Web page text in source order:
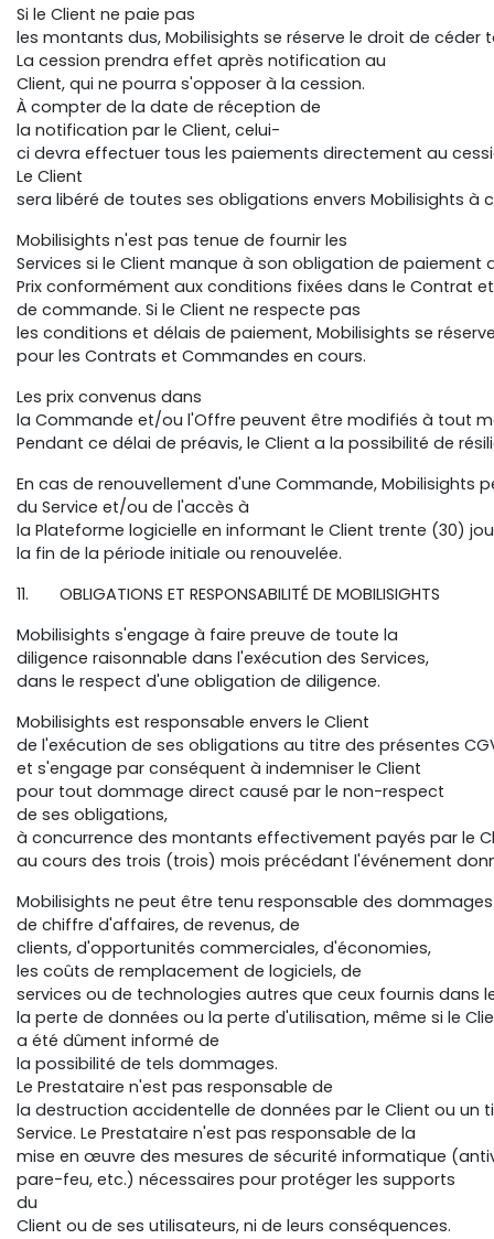
Si le Client ne paie pas
les montants dus, Mobilisights se réserve le droit de
La cession prendra effet après notification au
Client, qui ne pourra s'opposer à la cession.
À compter de la date de réception de
la notification par le Client, celui-
ci devra effectuer tous les paiements directement au
Le Client
sera libéré de toutes ses obligations envers Mobilisights
Mobilisights n'est pas tenue de fournir les
Services si le Client manque à son obligation de paiement
Prix conformément aux conditions fixées dans le Contrat
de commande. Si le Client ne respecte pas
les conditions et délais de paiement, Mobilisights se
pour les Contrats et Commandes en cours.
Les prix convenus dans
la Commande et/ou l'Offre peuvent être modifiés à tout
Pendant ce délai de préavis, le Client a la possibilité de
En cas de renouvellement d'une Commande, Mobilisights
du Service et/ou de l'accès à
la Plateforme logicielle en informant le Client trente (30)
la fin de la période initiale ou renouvelée.
11. OBLIGATIONS ET RESPONSABILITÉ DE MOBILISIGHTS
Mobilisights s'engage à faire preuve de toute la
diligence raisonnable dans l'exécution des Services,
dans le respect d'une obligation de diligence.
Mobilisights est responsable envers le Client
de l'exécution de ses obligations au titre des présentes
et s'engage par conséquent à indemniser le Client
pour tout dommage direct causé par le non-respect
de ses obligations,
à concurrence des montants effectivement payés par le
au cours des trois (trois) mois précédant l'événement
Mobilisights ne peut être tenu responsable des
de chiffre d'affaires, de revenus, de
clients, d'opportunités commerciales, d'économies,
les coûts de remplacement de logiciels, de
services ou de technologies autres que ceux fournis dans
la perte de données ou la perte d'utilisation, même si le
a été dûment informé de
la possibilité de tels dommages.
Le Prestataire n'est pas responsable de
la destruction accidentelle de données par le Client ou un
Service. Le Prestataire n'est pas responsable de la
mise en œuvre des mesures de sécurité informatique
pare-feu, etc.) nécessaires pour protéger les supports
du
Client ou de ses utilisateurs, ni de leurs conséquences.